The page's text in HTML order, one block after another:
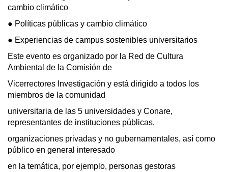
cambio climático
● Políticas públicas y cambio climático
● Experiencias de campus sostenibles universitarios
Este evento es organizado por la Red de Cultura
Ambiental de la Comisión de
Vicerrectores Investigación y está dirigido a todos los
miembros de la comunidad
universitaria de las 5 universidades y Conare,
representantes de instituciones públicas,
organizaciones privadas y no gubernamentales, así como
público en general interesado
en la temática, por ejemplo, personas gestoras